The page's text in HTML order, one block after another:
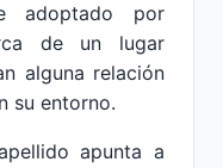
adoptado por
de un lugar
alguna relación
su entorno.
apunta a